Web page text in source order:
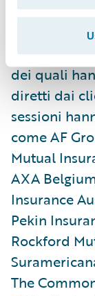
Inoltre,
organizzati
panel di
dei quali
diretti dai
sessioni
come AF
Mutual
AXA
Insurance
Pekin
Rockford
The